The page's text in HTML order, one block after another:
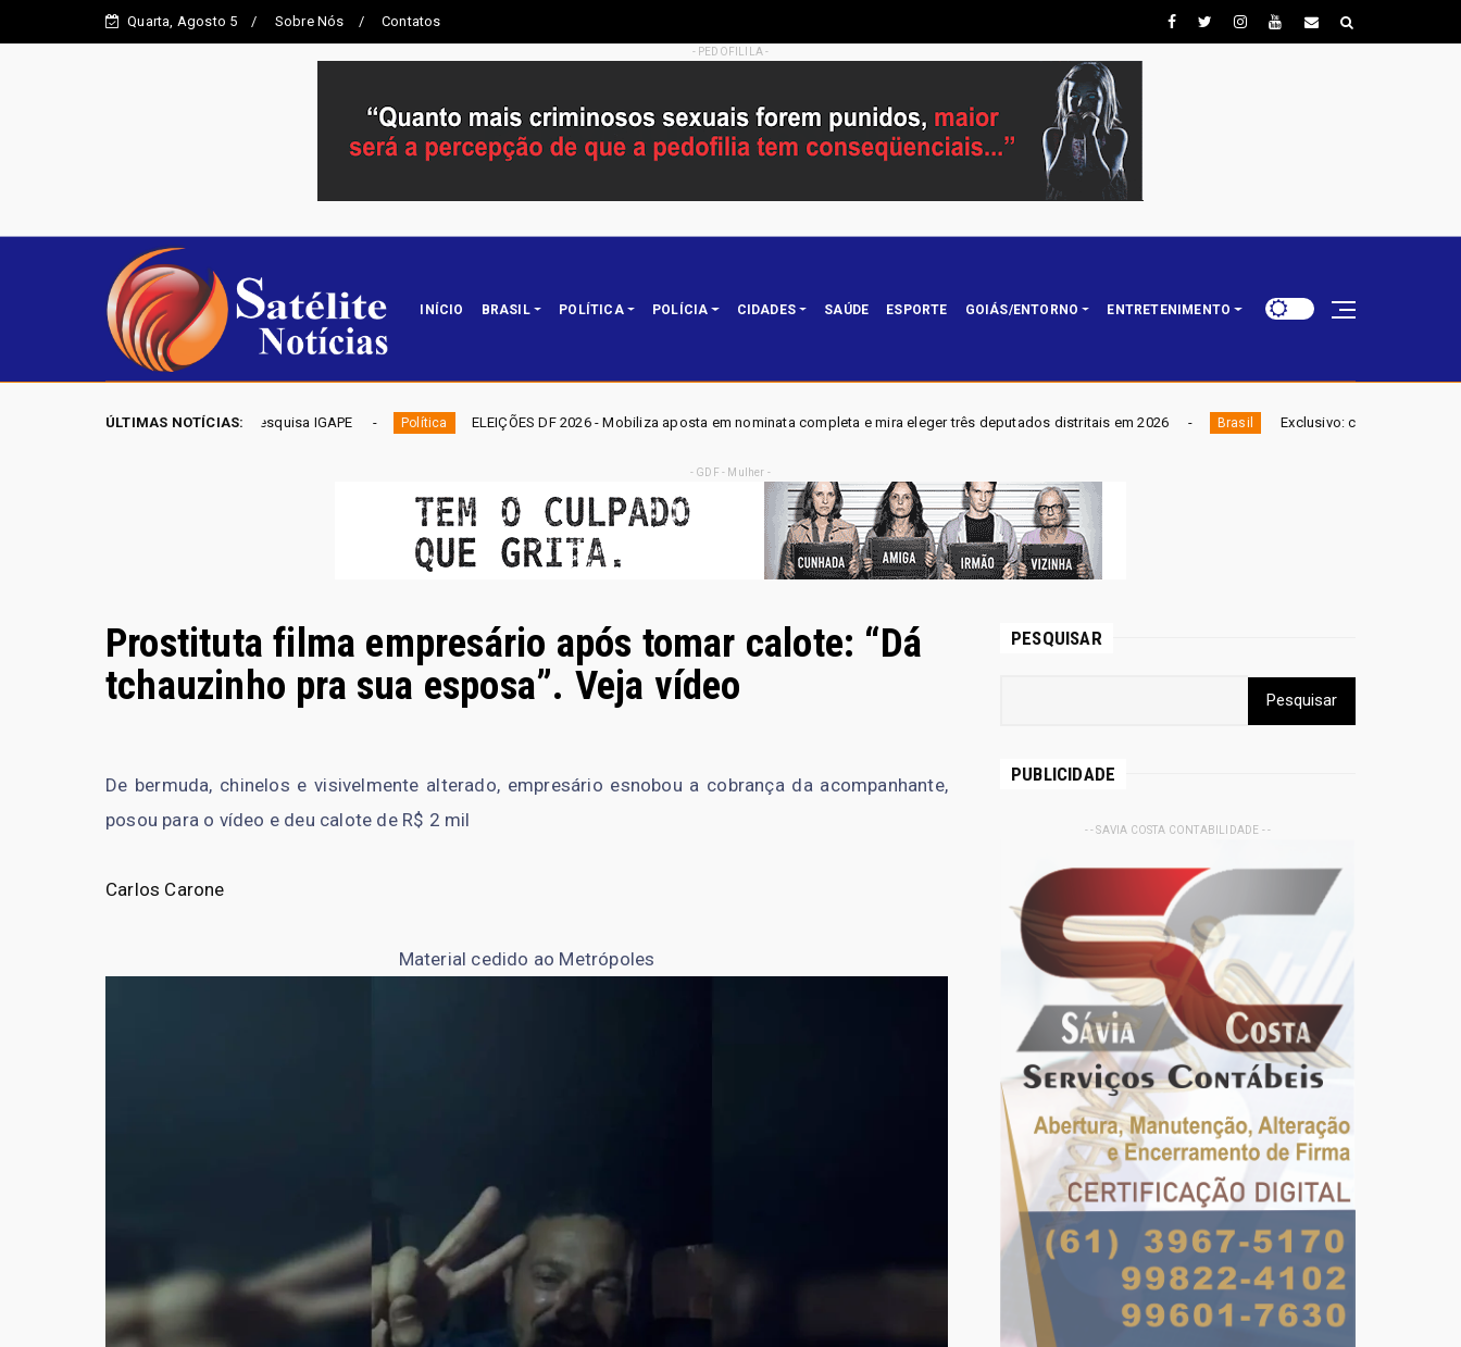
Quarta, Agosto 5 Sobre Nós Contatos
- PEDOFILILA -
INÍCIO BRASIL POLÍTICA POLÍCIA CIDADES SAÚDE ESPORTE GOIÁS/ENTORNO ENTRETENIMENTO
ÚLTIMAS NOTÍCIAS:
aponta pesquisa IGAPE Política ELEIÇÕES DF 2026 - Mobiliza aposta em nominata completa e mira eleger três deputados distritais em 2026 Brasil Exclusivo: caixa-preta revela piloto comparando
- GDF - Mulher -
Prostituta filma empresário após tomar calote: “Dá
tchauzinho pra sua esposa”. Veja vídeo
De bermuda, chinelos e visivelmente alterado, empresário esnobou a cobrança da acompanhante,
posou para o vídeo e deu calote de R$ 2 mil
Carlos Carone
Material cedido ao Metrópoles
PESQUISAR
PUBLICIDADE
- - SAVIA COSTA CONTABILIDADE - -